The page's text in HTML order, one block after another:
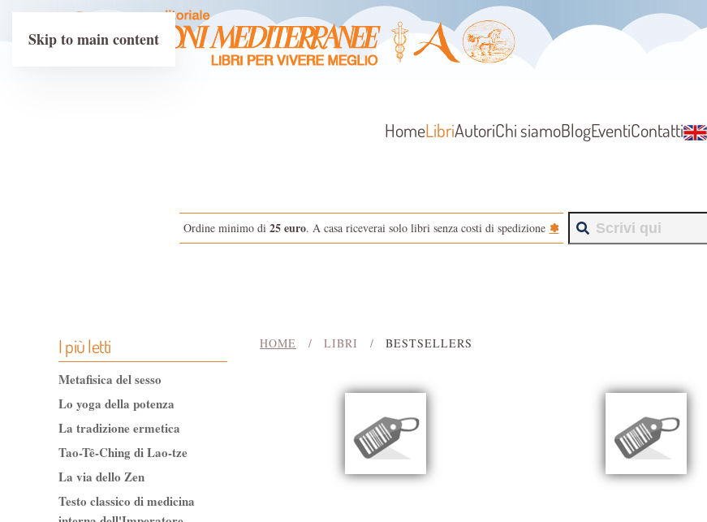
Skip to main content
HomeLibriAutoriChi siamoBlogEventiContatti
Ordine minimo di 25 euro. A casa riceverai solo libri senza costi di spedizione ✽
HOME LIBRI BESTSELLERS
I più letti
Metafisica del sesso
Lo yoga della potenza
La tradizione ermetica
Tao-Tê-Ching di Lao-tze
La via dello Zen
Testo classico di medicina